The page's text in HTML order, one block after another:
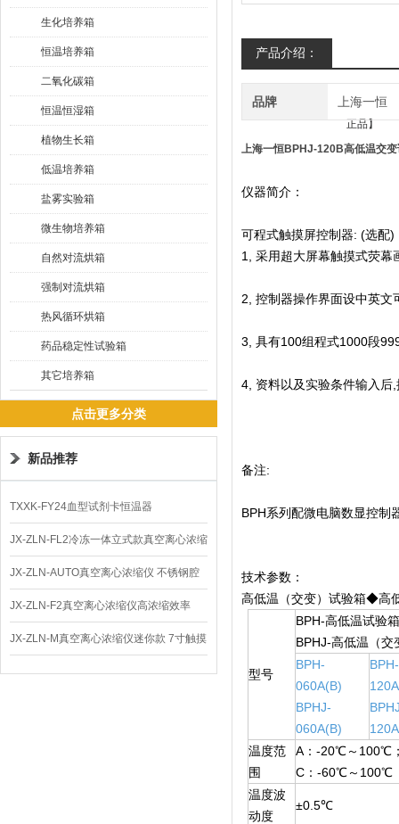
生化培养箱
恒温培养箱
二氧化碳箱
恒温恒湿箱
植物生长箱
低温培养箱
盐雾实验箱
微生物培养箱
自然对流烘箱
强制对流烘箱
热风循环烘箱
药品稳定性试验箱
其它培养箱
点击更多分类
新品推荐
TXXK-FY24血型试剂卡恒温器
JX-ZLN-FL2冷冻一体立式款真空离心浓缩
仪 低温功能
JX-ZLN-AUTO真空离心浓缩仪 不锈钢腔
体
JX-ZLN-F2真空离心浓缩仪高浓缩效率
JX-ZLN-M真空离心浓缩仪迷你款 7寸触摸
屏
产品介绍：
品牌 上海一恒
上海一恒BPHJ-120B高低温交
仪器简介：
可程式触摸屏控制器: (选配)
1, 采用超大屏幕触摸式荧幕
2, 控制器操作界面设中英文
3, 具有100组程式1000段
4, 资料以及实验条件输入后
备注:
BPH系列配微电脑数显控制
技术参数：
高低温（交变）试验箱◆高
型号
BPH-高低温试验
BPHJ-高低温（交
BPH-
060A(B)
BPHJ-
060A(B)
BPH-
温度范
围
A：-20℃～100℃
C：-60℃～100℃
温度波
动度
±0.5℃